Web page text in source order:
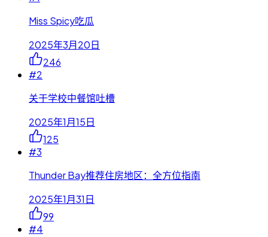
Miss Spicy吃瓜
2025年3月20日
246
#2
关于学校中餐馆吐槽
2025年1月15日
125
#3
Thunder Bay推荐住房地区：全方位指南
2025年1月31日
99
#4